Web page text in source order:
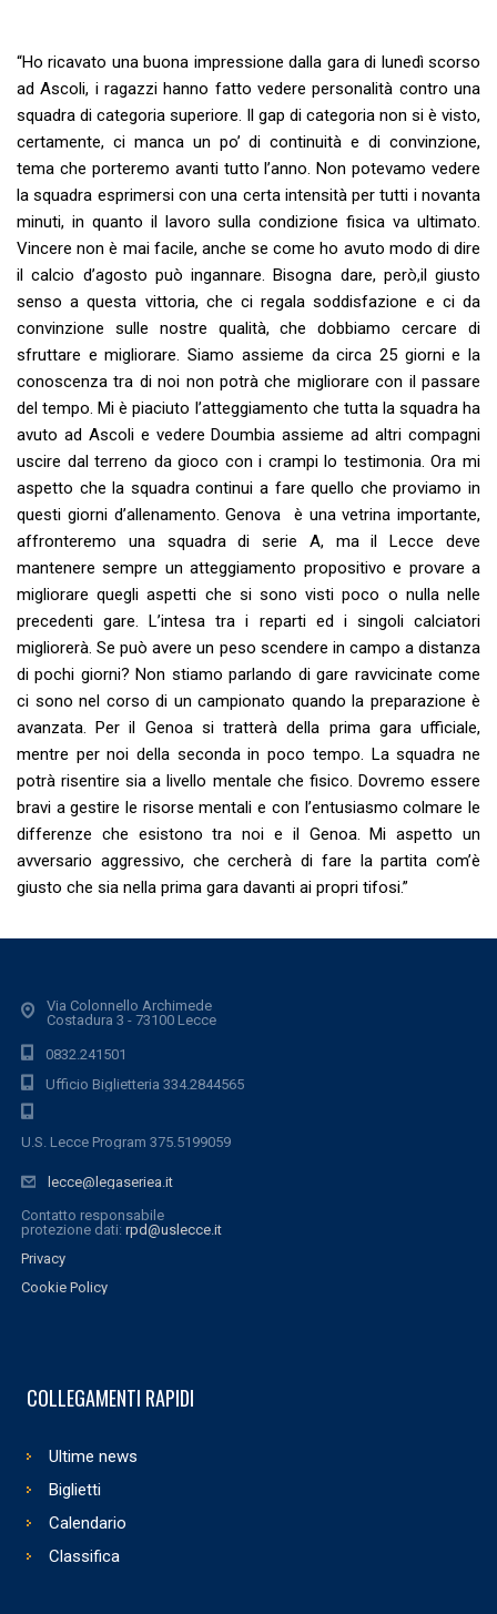
“Ho ricavato una buona impressione dalla gara di lunedì scorso
ad Ascoli, i ragazzi hanno fatto vedere personalità contro una
squadra di categoria superiore. Il gap di categoria non si è visto,
certamente, ci manca un po’ di continuità e di convinzione,
tema che porteremo avanti tutto l’anno. Non potevamo vedere
la squadra esprimersi con una certa intensità per tutti i novanta
minuti, in quanto il lavoro sulla condizione fisica va ultimato.
Vincere non è mai facile, anche se come ho avuto modo di dire
il calcio d’agosto può ingannare. Bisogna dare, però,il giusto
senso a questa vittoria, che ci regala soddisfazione e ci da
convinzione sulle nostre qualità, che dobbiamo cercare di
sfruttare e migliorare. Siamo assieme da circa 25 giorni e la
conoscenza tra di noi non potrà che migliorare con il passare
del tempo. Mi è piaciuto l’atteggiamento che tutta la squadra ha
avuto ad Ascoli e vedere Doumbia assieme ad altri compagni
uscire dal terreno da gioco con i crampi lo testimonia. Ora mi
aspetto che la squadra continui a fare quello che proviamo in
questi giorni d’allenamento. Genova è una vetrina importante,
affronteremo una squadra di serie A, ma il Lecce deve
mantenere sempre un atteggiamento propositivo e provare a
migliorare quegli aspetti che si sono visti poco o nulla nelle
precedenti gare. L’intesa tra i reparti ed i singoli calciatori
migliorerà. Se può avere un peso scendere in campo a distanza
di pochi giorni? Non stiamo parlando di gare ravvicinate come
ci sono nel corso di un campionato quando la preparazione è
avanzata. Per il Genoa si tratterà della prima gara ufficiale,
mentre per noi della seconda in poco tempo. La squadra ne
potrà risentire sia a livello mentale che fisico. Dovremo essere
bravi a gestire le risorse mentali e con l’entusiasmo colmare le
differenze che esistono tra noi e il Genoa. Mi aspetto un
avversario aggressivo, che cercherà di fare la partita com’è
giusto che sia nella prima gara davanti ai propri tifosi.”
Via Colonnello Archimede
Costadura 3 - 73100 Lecce
0832.241501
Ufficio Biglietteria 334.2844565
U.S. Lecce Program 375.5199059
lecce@legaseriea.it
Contatto responsabile
protezione dati: rpd@uslecce.it
Privacy
Cookie Policy
COLLEGAMENTI RAPIDI
Ultime news
Biglietti
Calendario
Classifica